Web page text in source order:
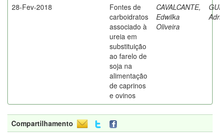
28-Fev-2018
Fontes de
carboidratos
associado à
ureia em
substituição
ao farelo de
soja na
alimentação
de caprinos
e ovinos
CAVALCANTE,
Edwilka
Oliveira
Compartilhamento